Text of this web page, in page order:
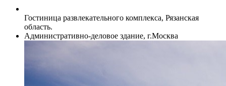
Гостиница развлекательного комплекса, Рязанская
область.
Административно-деловое здание, г.Москва